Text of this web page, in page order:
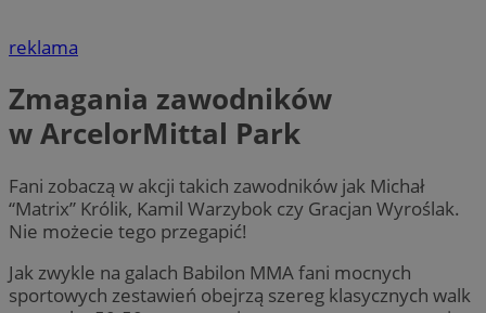
reklama
Zmagania zawodników
w ArcelorMittal Park
Fani zobaczą w akcji takich zawodników jak Michał
“Matrix” Królik, Kamil Warzybok czy Gracjan Wyroślak.
Nie możecie tego przegapić!
Jak zwykle na galach Babilon MMA fani mocnych
sportowych zestawień obejrzą szereg klasycznych walk